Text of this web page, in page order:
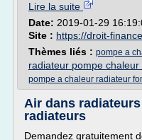
Lire la suite
Date: 2019-01-29
Site : https://droit-
Thèmes liés : pompe a
radiateur pompe chaleur
pompe a chaleur radiateur
Air dans
radiateurs
Demandez gratuitement